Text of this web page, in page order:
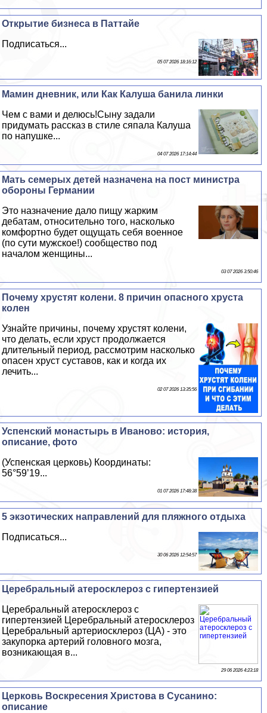
Открытие бизнеса в Паттайе
Подписаться...
05 07 2026 18:16:12
Мамин дневник, или Как Калуша банила линки
Чем с вами и делюсь!Сыну задали
придумать рассказ в стиле сяпала Калуша
по напушке...
04 07 2026 17:14:44
Мать семерых детей назначена на пост министра
обороны Германии
Это назначение дало пищу жарким
дебатам, относительно того, насколько
комфортно будет ощущать себя военное
(по сути мужское!) сообщество под
началом женщины...
03 07 2026 3:50:46
Почему хрустят колени. 8 причин опасного хруста
колен
Узнайте причины, почему хрустят колени,
что делать, если хруст продолжается
длительный период, рассмотрим насколько
опасен хруст суставов, как и когда их
лечить...
02 07 2026 13:35:56
Успенский монастырь в Иваново: история,
описание, фото
(Успенская церковь) Координаты:
56°59’19...
01 07 2026 17:48:38
5 экзотических направлений для пляжного отдыха
Подписаться...
30 06 2026 12:54:57
Церебральный атеросклероз с гипертензией
Церебральный атеросклероз с
гипертензией Церебральный атеросклероз
Церебральный артериосклероз (ЦА) - это
закупорка артерий головного мозга,
возникающая в...
29 06 2026 4:23:18
Церковь Воскресения Христова в Сусанино:
описание